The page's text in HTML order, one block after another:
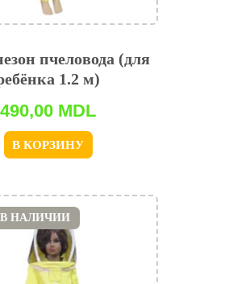
пчеловода (для
1.2 м)
490,00 MDL
В КОРЗИНУ
НАЛИЧИИ